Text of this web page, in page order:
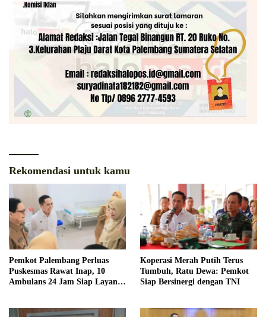
Rekomendasi untuk kamu
Pemkot Palembang Perluas
Puskesmas Rawat Inap, 10
Ambulans 24 Jam Siap Layani
Koperasi Merah Putih Terus
Tumbuh, Ratu Dewa: Pemkot
Siap Bersinergi dengan TNI